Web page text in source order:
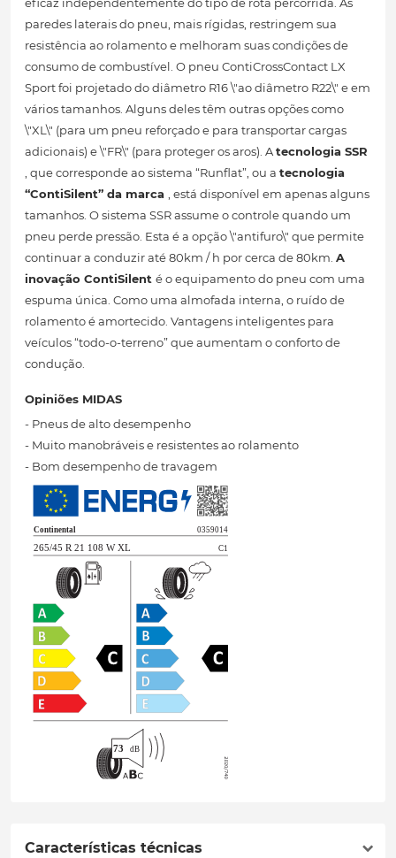
eficaz independentemente do tipo de rota percorrida. As
paredes laterais do pneu, mais rígidas, restringem sua
resistência ao rolamento e melhoram suas condições de
consumo de combustível. O pneu ContiCrossContact LX
Sport foi projetado do diâmetro R16 \"ao diâmetro R22\" e em
vários tamanhos. Alguns deles têm outras opções como
\"XL\" (para um pneu reforçado e para transportar cargas
adicionais) e \"FR\" (para proteger os aros). Atecnologia SSR
, que corresponde ao sistema “Runflat”, ou a tecnologia
“ContiSilent” da marca , está disponível em apenas alguns
tamanhos. O sistema SSR assume o controle quando um
pneu perde pressão. Esta é a opção \"antifuro\" que permite
continuar a conduzir até 80km / h por cerca de 80km. A
inovação ContiSilent é o equipamento do pneu com uma
espuma única. Como uma almofada interna, o ruído de
rolamento é amortecido. Vantagens inteligentes para
veículos “todo-o-terreno” que aumentam o conforto de
condução.
Opiniões MIDAS
- Pneus de alto desempenho
- Muito manobráveis ​​e resistentes ao rolamento
- Bom desempenho de travagem
Características técnicas